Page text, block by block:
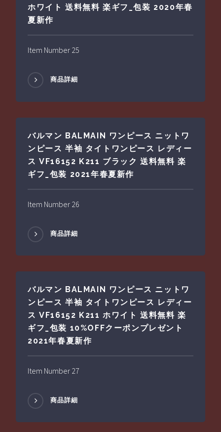
ホワイト 送料無料 楽ギフ_包装 2020年春
夏新作
Item Number 25
商品詳細
バルマン BALMAIN ワンピース ニットワ
ンピース 半袖 タイトワンピース レディー
ス VF16152 K211 ブラック 送料無料 楽
ギフ_包装 2021年春夏新作
Item Number 26
商品詳細
バルマン BALMAIN ワンピース ニットワ
ンピース 半袖 タイトワンピース レディー
ス VF16152 K211 ホワイト 送料無料 楽
ギフ_包装 10%OFFクーポンプレゼント
2021年春夏新作
Item Number 27
商品詳細